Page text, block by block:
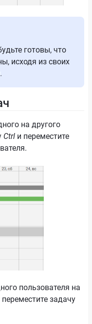
готовы, что
исходя из своих
на другого
Ctrl и переместите
пользователя на
переместите задачу